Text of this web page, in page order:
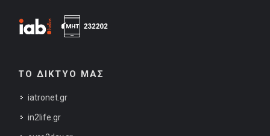
ΤΟ ΔΙΚΤΥΟ ΜΑΣ
iatronet.gr
in2life.gr